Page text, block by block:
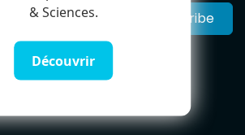
Subscribe
& Sciences.
Découvrir